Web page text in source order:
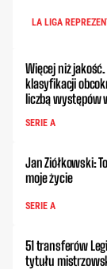
LA LIGA
Więcej niż
klasyfikacji
liczbą występów
SERIE A
Jan Ziółkowski:
moje życie
SERIE A
51 transferów
tytułu